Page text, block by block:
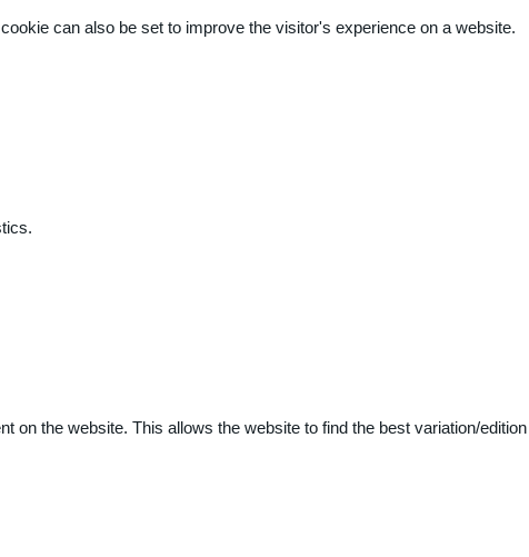
can also be set to improve the visitor's experience on a website.
on the website. This allows the website to find the best variation/edition